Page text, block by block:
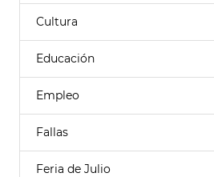
Cultura
Educación
Empleo
Fallas
Feria de Julio